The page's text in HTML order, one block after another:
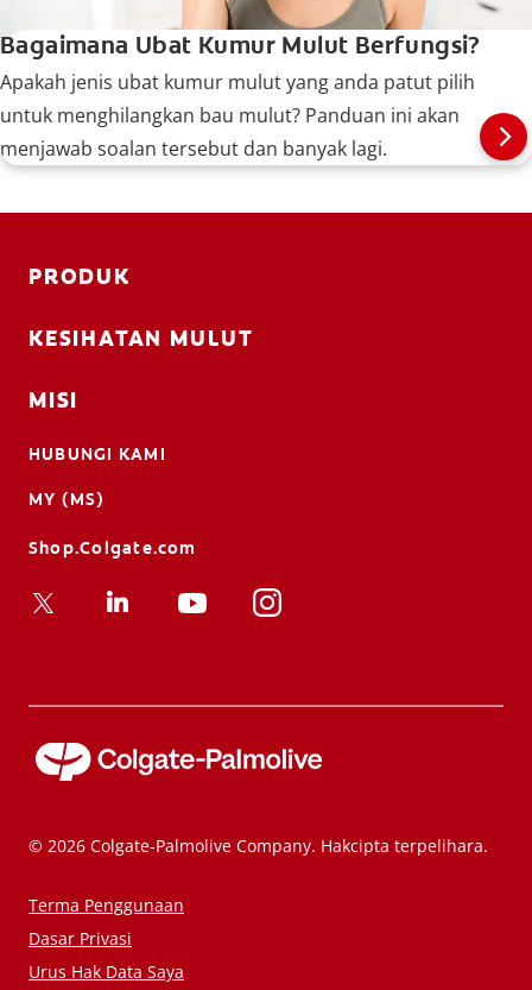
Bagaimana Ubat Kumur Mulut Berfungsi?
Apakah jenis ubat kumur mulut yang anda patut pilih
untuk menghilangkan bau mulut? Panduan ini akan
menjawab soalan tersebut dan banyak lagi.
PRODUK
KESIHATAN MULUT
MISI
HUBUNGI KAMI
MY (MS)
Shop.Colgate.com
© 2026 Colgate-Palmolive Company. Hakcipta terpelihara.
Terma Penggunaan
Dasar Privasi
Urus Hak Data Saya